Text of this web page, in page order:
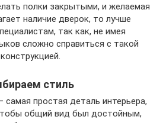
полки закрытыми, и желаемая
наличие дверок, то лучше
так как, не имея
сложно справиться с такой
конструкцией.
стиль
самая простая деталь интерьера,
общий вид был достойным,